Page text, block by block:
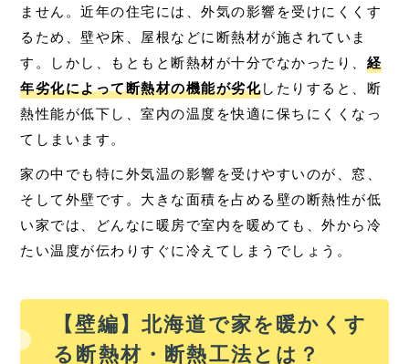
ません。近年の住宅には、外気の影響を受けにくくす
るため、壁や床、屋根などに断熱材が施されていま
す。しかし、もともと断熱材が十分でなかったり、 経
年劣化によって断熱材の機能が劣化したりすると、断
熱性能が低下し、室内の温度を快適に保ちにくくなっ
てしまいます。
家の中でも特に外気温の影響を受けやすいのが、窓、
そして外壁です。大きな面積を占める壁の断熱性が低
い家では、どんなに暖房で室内を暖めても、外から冷
たい温度が伝わりすぐに冷えてしまうでしょう。
【壁編】北海道で家を暖かくす
る断熱材・断熱工法とは？